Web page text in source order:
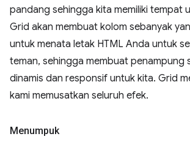
pandang sehingga kita memiliki tempat
Grid akan membuat kolom sebanyak
untuk menata letak HTML Anda untuk
teman, sehingga membuat penampung
dinamis dan responsif untuk kita. Grid
kami memusatkan seluruh efek.
Menumpuk